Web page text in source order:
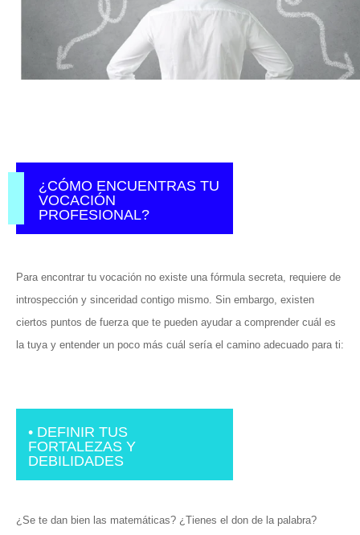
¿CÓMO ENCUENTRAS TU
VOCACIÓN
PROFESIONAL?
Para encontrar tu vocación no existe una fórmula secreta, requiere de
introspección y sinceridad contigo mismo. Sin embargo, existen
ciertos puntos de fuerza que te pueden ayudar a comprender cuál es
la tuya y entender un poco más cuál sería el camino adecuado para ti:
• DEFINIR TUS
FORTALEZAS Y
DEBILIDADES
¿Se te dan bien las matemáticas? ¿Tienes el don de la palabra?